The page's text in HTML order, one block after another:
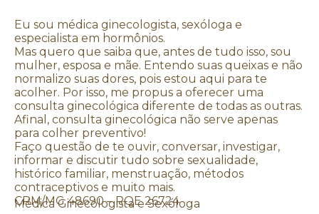
Eu sou médica ginecologista, sexóloga e
especialista em hormônios.
Mas quero que saiba que, antes de tudo isso, sou
mulher, esposa e mãe. Entendo suas queixas e não
normalizo suas dores, pois estou aqui para te
acolher. Por isso, me propus a oferecer uma
consulta ginecológica diferente de todas as outras.
Afinal, consulta ginecológica não serve apenas
para colher preventivo!
Faço questão de te ouvir, conversar, investigar,
informar e discutir tudo sobre sexualidade,
histórico familiar, menstruação, métodos
contraceptivos e muito mais.
CRM/MG 48690 – RQE 26724
Médica Ginecologista e Sexóloga